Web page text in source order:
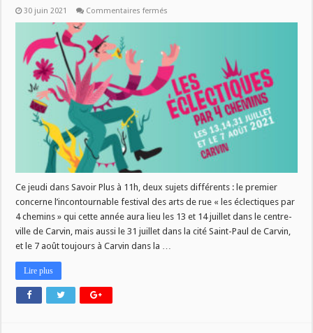
30 juin 2021 Commentaires fermés
11H
DANS
SAVOIR
PLUS
:
LE
FESTIVAL
LES
ECLECTIQUES
ALIMENTATION
POSITIVE
ET
SOLIDAIRE
LA
CABBALR
Ce jeudi dans Savoir Plus à 11h, deux sujets différents : le premier
concerne l’incontournable festival des arts de rue « les éclectiques par
4 chemins » qui cette année aura lieu les 13 et 14 juillet dans le centre-
ville de Carvin, mais aussi le 31 juillet dans la cité Saint-Paul de Carvin,
et le 7 août toujours à Carvin dans la …
Lire plus